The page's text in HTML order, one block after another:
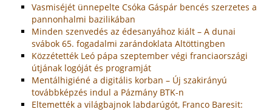
Vasmiséjét ünnepelte Csóka Gáspár bencés szerzetes a
pannonhalmi bazilikában
Minden szenvedés az édesanyához kiált – A dunai
svábok 65. fogadalmi zarándoklata Altöttingben
Közzétették Leó pápa szeptember végi franciaországi
útjának logóját és programját
Mentálhigiéné a digitális korban – Új szakirányú
továbbképzés indul a Pázmány BTK-n
Eltemették a világbajnok labdarúgót, Franco Baresit: